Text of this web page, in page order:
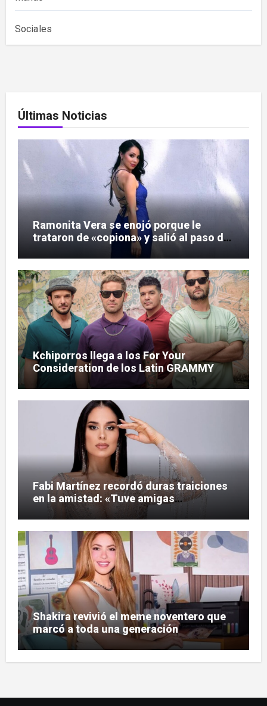
Sociales
Últimas Noticias
Ramonita Vera se enojó porque le
trataron de «copiona» y salió al paso de
Kchiporros llega a los For Your
Consideration de los Latin GRAMMY
Fabi Martínez recordó duras traiciones
en la amistad: «Tuve amigas
tesapo’elas»
Shakira revivió el meme noventero que
marcó a toda una generación